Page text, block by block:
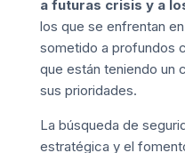
a futuras crisis y a
los que se enfrentan
sometido a profundos
que están teniendo un
sus prioridades.
La búsqueda de
estratégica y el